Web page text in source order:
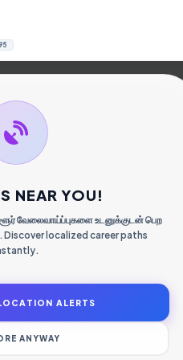
NEAR YOU!
வேலைவாய்ப்புகளை உடனுக்குடன் பெற
localized career paths
ALERTS
ANYWAY